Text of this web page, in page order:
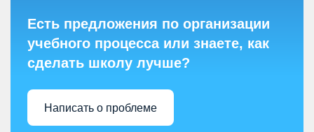
Есть предложения по организации
учебного процесса или знаете, как
сделать школу лучше?
Написать о проблеме